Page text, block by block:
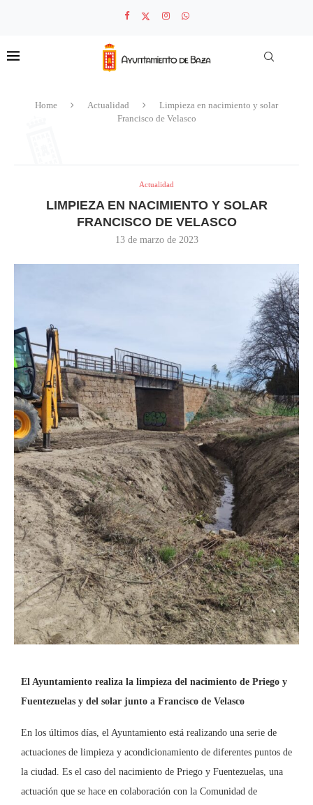
Home Actualidad
Limpieza en nacimiento y solar
Francisco de Velasco
Actualidad
LIMPIEZA EN NACIMIENTO Y SOLAR
FRANCISCO DE VELASCO
13 de marzo de 2023
El Ayuntamiento realiza la limpieza del nacimiento de Priego y
Fuentezuelas y del solar junto a Francisco de Velasco
En los últimos días, el Ayuntamiento está realizando una serie de
actuaciones de limpieza y acondicionamiento de diferentes puntos de
la ciudad. Es el caso del nacimiento de Priego y Fuentezuelas, una
actuación que se hace en colaboración con la Comunidad de